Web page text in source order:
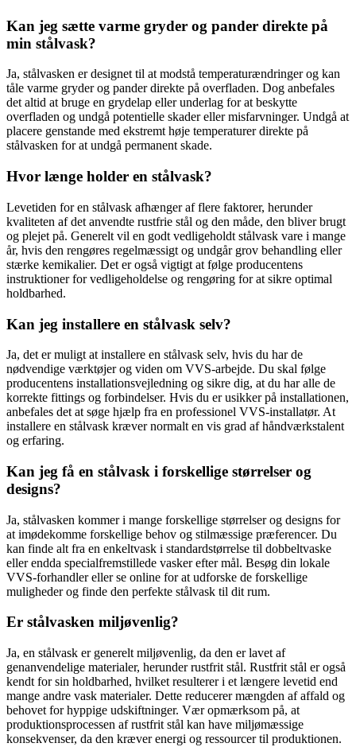
Kan jeg sætte varme gryder og pander direkte på
min stålvask?
Ja, stålvasken er designet til at modstå temperaturændringer og kan
tåle varme gryder og pander direkte på overfladen. Dog anbefales
det altid at bruge en grydelap eller underlag for at beskytte
overfladen og undgå potentielle skader eller misfarvninger. Undgå at
placere genstande med ekstremt høje temperaturer direkte på
stålvasken for at undgå permanent skade.
Hvor længe holder en stålvask?
Levetiden for en stålvask afhænger af flere faktorer, herunder
kvaliteten af det anvendte rustfrie stål og den måde, den bliver brugt
og plejet på. Generelt vil en godt vedligeholdt stålvask vare i mange
år, hvis den rengøres regelmæssigt og undgår grov behandling eller
stærke kemikalier. Det er også vigtigt at følge producentens
instruktioner for vedligeholdelse og rengøring for at sikre optimal
holdbarhed.
Kan jeg installere en stålvask selv?
Ja, det er muligt at installere en stålvask selv, hvis du har de
nødvendige værktøjer og viden om VVS-arbejde. Du skal følge
producentens installationsvejledning og sikre dig, at du har alle de
korrekte fittings og forbindelser. Hvis du er usikker på installationen,
anbefales det at søge hjælp fra en professionel VVS-installatør. At
installere en stålvask kræver normalt en vis grad af håndværkstalent
og erfaring.
Kan jeg få en stålvask i forskellige størrelser og
designs?
Ja, stålvasken kommer i mange forskellige størrelser og designs for
at imødekomme forskellige behov og stilmæssige præferencer. Du
kan finde alt fra en enkeltvask i standardstørrelse til dobbeltvaske
eller endda specialfremstillede vasker efter mål. Besøg din lokale
VVS-forhandler eller se online for at udforske de forskellige
muligheder og finde den perfekte stålvask til dit rum.
Er stålvasken miljøvenlig?
Ja, en stålvask er generelt miljøvenlig, da den er lavet af
genanvendelige materialer, herunder rustfrit stål. Rustfrit stål er også
kendt for sin holdbarhed, hvilket resulterer i et længere levetid end
mange andre vask materialer. Dette reducerer mængden af affald og
behovet for hyppige udskiftninger. Vær opmærksom på, at
produktionsprocessen af rustfrit stål kan have miljømæssige
konsekvenser, da den kræver energi og ressourcer til produktionen.